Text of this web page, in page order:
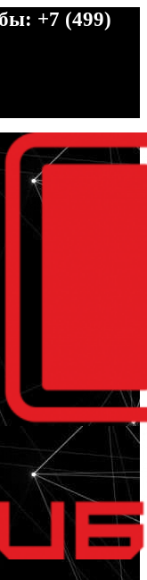
+7 (499)